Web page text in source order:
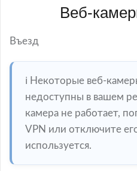
Веб-
Въезд
ℹ️ Некоторые веб-
недоступны в вашем
камера не работает,
VPN или отключите
используется.